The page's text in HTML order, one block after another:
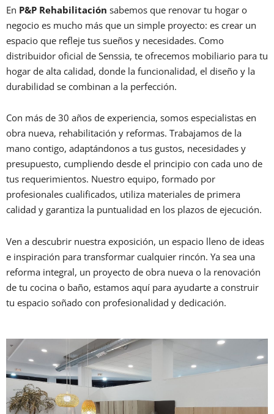
En P&P Rehabilitación sabemos que renovar tu hogar o
negocio es mucho más que un simple proyecto: es crear un
espacio que refleje tus sueños y necesidades. Como
distribuidor oficial de Senssia, te ofrecemos mobiliario para tu
hogar de alta calidad, donde la funcionalidad, el diseño y la
durabilidad se combinan a la perfección.
Con más de 30 años de experiencia, somos especialistas en
obra nueva, rehabilitación y reformas. Trabajamos de la
mano contigo, adaptándonos a tus gustos, necesidades y
presupuesto, cumpliendo desde el principio con cada uno de
tus requerimientos. Nuestro equipo, formado por
profesionales cualificados, utiliza materiales de primera
calidad y garantiza la puntualidad en los plazos de ejecución.
Ven a descubrir nuestra exposición, un espacio lleno de ideas
e inspiración para transformar cualquier rincón. Ya sea una
reforma integral, un proyecto de obra nueva o la renovación
de tu cocina o baño, estamos aquí para ayudarte a construir
tu espacio soñado con profesionalidad y dedicación.